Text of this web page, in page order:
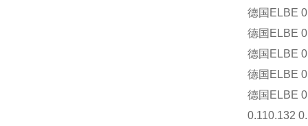
德国 ELBE
德国 ELBE
德国 ELBE
德国 ELBE
德国 ELBE
0.110.132